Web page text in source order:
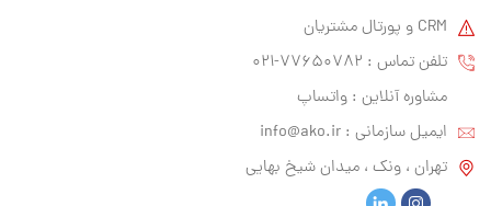
CRM و پورتال مشتریان
تلفن تماس :‌ 77650782-021
مشاوره آنلاین : واتساپ
ایمیل سازمانی :‌ info@ako.ir
تهران ، ونک ، میدان شیخ بهایی